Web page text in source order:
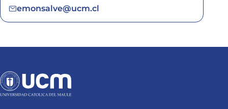
emonsalve@ucm.cl